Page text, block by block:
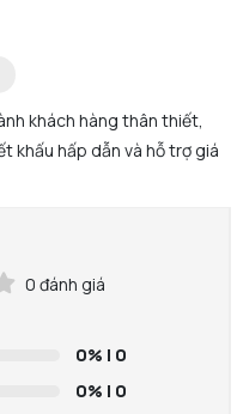
khách hàng thân thiết,
khấu hấp dẫn và hỗ trợ giá
0 đánh giá
0% | 0
0% | 0